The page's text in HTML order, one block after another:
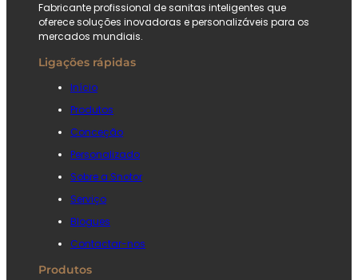
Fabricante profissional de sanitas inteligentes que
oferece soluções inovadoras e personalizáveis para os
mercados mundiais.
Ligações rápidas
Início
Produtos
Conceção
Personalizado
Sobre a Snotor
Serviço
Blogues
Contactar-nos
Produtos